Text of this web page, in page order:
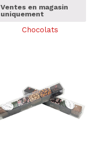
Ventes en magasin
uniquement
Chocolats